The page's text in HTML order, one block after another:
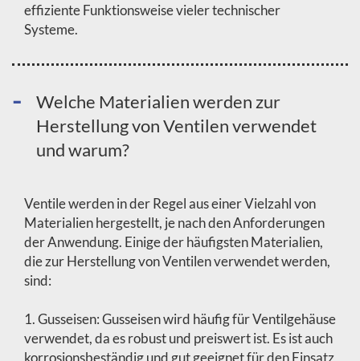
effiziente Funktionsweise vieler technischer
Systeme.
Welche Materialien werden zur
Herstellung von Ventilen verwendet
und warum?
Ventile werden in der Regel aus einer Vielzahl von
Materialien hergestellt, je nach den Anforderungen
der Anwendung. Einige der häufigsten Materialien,
die zur Herstellung von Ventilen verwendet werden,
sind:
1. Gusseisen: Gusseisen wird häufig für Ventilgehäuse
verwendet, da es robust und preiswert ist. Es ist auch
korrosionsbeständig und gut geeignet für den Einsatz